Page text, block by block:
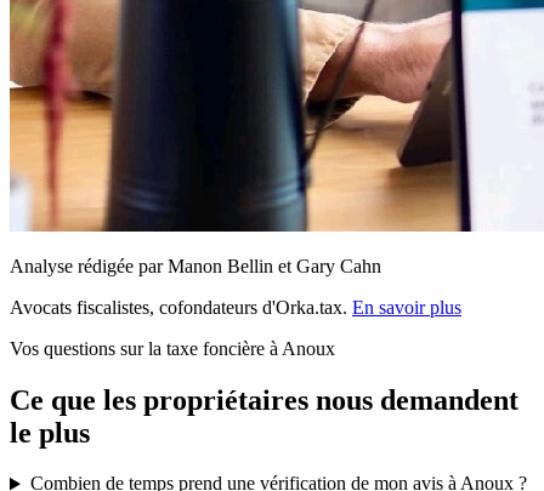
Analyse rédigée par Manon Bellin et Gary Cahn
Avocats fiscalistes, cofondateurs d'Orka.tax. En savoir plus
Vos questions sur la taxe foncière à Anoux
Ce que les propriétaires nous demandent
le plus
Combien de temps prend une vérification de mon avis à Anoux ?